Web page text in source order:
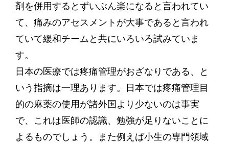
剤を併用するとずいぶん楽になると言われてい
て、痛みのアセスメントが大事であると言われ
ていて緩和チームと共にいろいろ試みていま
す。
日本の医療では疼痛管理がおざなりである、と
いう指摘は一理あります。日本では疼痛管理目
的の麻薬の使用が諸外国より少ないのは事実
で、これは医師の認識、勉強が足りないことに
よるものでしょう。また例えば小生の専門領域